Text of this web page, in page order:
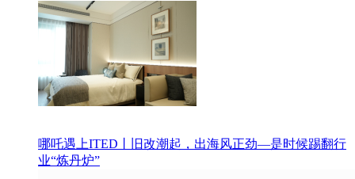
哪吒遇上ITED丨旧改潮起，出海风正劲—是时候踢翻行
业“炼丹炉”